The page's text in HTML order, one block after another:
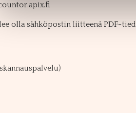
olla sähköpostin liitteenä PDF-